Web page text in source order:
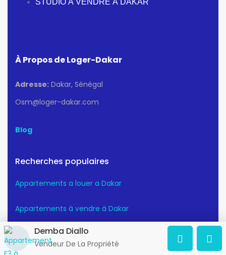
STUDIO À VENDRE À DAKAR
À Propos de Loger-Dakar
Adresse: Dakar, Sénégal
Osm@loger-dakar.com
Blog
Recherches populaires
Appartements a louer a Dakar
Appartements à vendre à Dakar
Maison à louer à Dakar
Demba Diallo
Vendeur De La Propriété